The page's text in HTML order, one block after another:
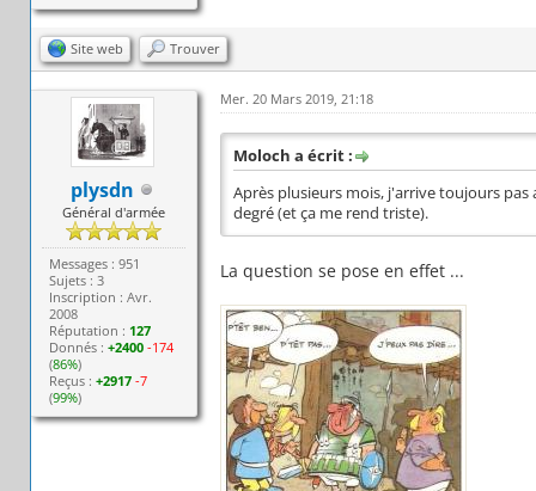
Site web Trouver
plysdn
Général d'armée
Messages : 951
Sujets : 3
Inscription : Avr.
2008
Réputation : 127
Donnés :+2400 -174
(86%)
Reçus :+2917 -7
(99%)
Mer. 20 Mars 2019, 21:18
Moloch a écrit :
Après plusieurs mois, j'arrive toujours
degré (et ça me rend triste).
La question se pose en effet ...